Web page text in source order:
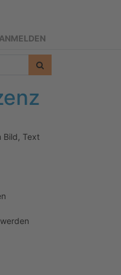
ANMELDEN
Bild, Text